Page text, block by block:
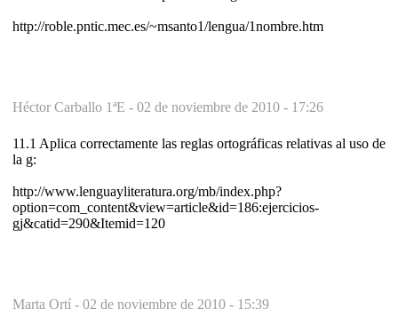
http://roble.pntic.mec.es/~msanto1/lengua/1nombre.htm
Héctor Carballo 1ªE - 02 de noviembre de 2010 - 17:26
11.1 Aplica correctamente las reglas ortográficas relativas al uso de
la g:
http://www.lenguayliteratura.org/mb/index.php?
option=com_content&view=article&id=186:ejercicios-
gj&catid=290&Itemid=120
Marta Ortí - 02 de noviembre de 2010 - 15:39